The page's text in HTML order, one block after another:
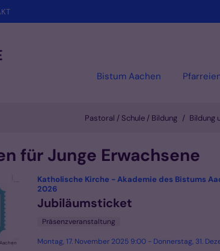
Bistum Aachen
Pastoral / Schule / Bildung Bildung
für Junge Erwachsene
Katholische Kirche - Akademie des Bistums
2026:
Jubiläumsticket
Präsenzveranstaltung
Montag, 17. November 2025 9:00 - Donnerstag, 31.